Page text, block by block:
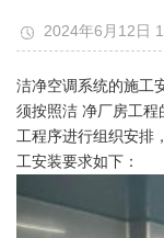
2024年6月12日
洁净空调系统的施工
须按照洁 净厂房工
工程序进行组织安排
工安装要求如下：